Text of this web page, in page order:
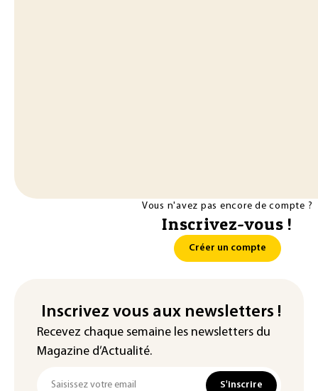
Vous n'avez pas encore de compte ?
Inscrivez-vous !
Créer un compte
Inscrivez vous aux newsletters !
Recevez chaque semaine les newsletters du
Magazine d’Actualité.
S'inscrire